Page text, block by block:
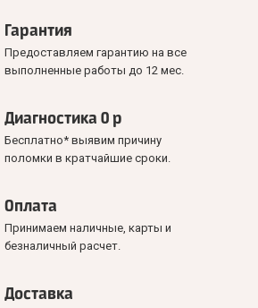
Гарантия
Предоставляем гарантию на все
выполненные работы до 12 мес.
Диагностика 0 р
Бесплатно* выявим причину
поломки в кратчайшие сроки.
Оплата
Принимаем наличные, карты и
безналичный расчет.
Доставка